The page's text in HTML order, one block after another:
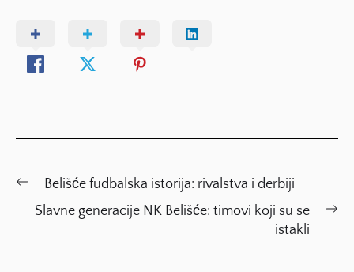
Post
navigation
Previous
post:
Belišće fudbalska istorija: rivalstva i derbiji
Slavne generacije NK Belišće: timovi koji su se
istakli